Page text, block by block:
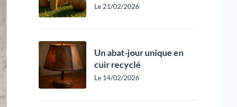
Le 21/02/2026
Un abat-jour unique en
cuir recyclé
Le 14/02/2026